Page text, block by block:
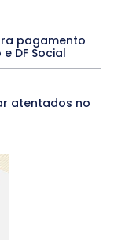
pagamento
DF Social
atentados no